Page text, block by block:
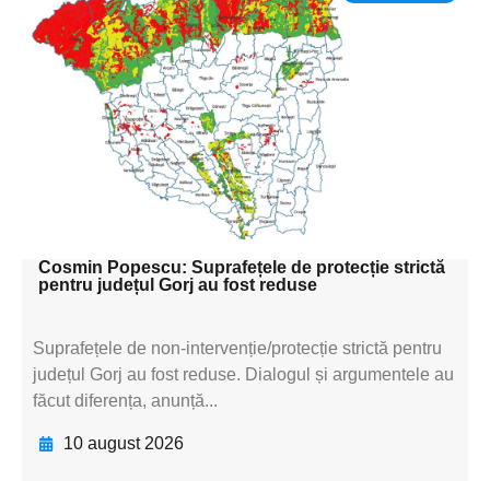
Adaugă aici textul pentru
subtitluAdaugă aici
textul pentru
subtitluAdaugă aici
textul pentru
subtitluAdaugă aici
textul pentru subti
Cosmin Popescu: Suprafețele de protecție strictă
pentru județul Gorj au fost reduse
Suprafețele de non-intervenție/protecție strictă pentru
județul Gorj au fost reduse. Dialogul și argumentele au
făcut diferența, anunță...
10 august 2026